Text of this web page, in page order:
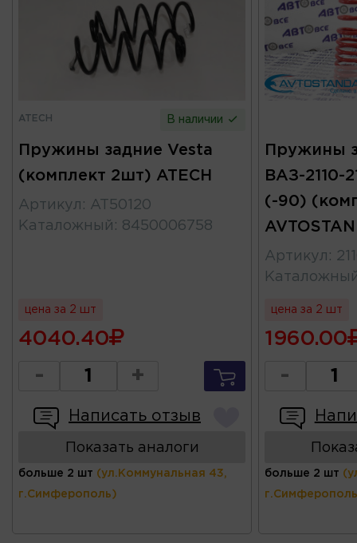
ATECH В наличии
Пружины задние Vesta
(комплект 2шт) ATECH
Артикул : AT50120
Каталожный : 8450006758
цена за 2 шт
4040.40
- +
Написать отзыв
Показать аналоги
больше 2 шт (ул.Коммунальная 43,
г.Симферополь)
Пружины
ВАЗ-2110-
(-90)
Артикул :
цена за 2 шт
1960.00
-
больше 2 шт